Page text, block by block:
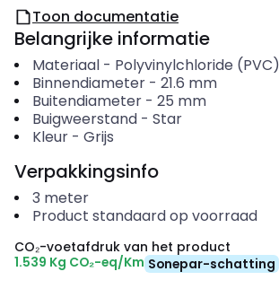
Toon documentatie
Belangrijke informatie
Materiaal- Polyvinylchloride (PVC)
Binnendiameter- 21.6 mm
Buitendiameter- 25 mm
Buigweerstand- Star
Kleur- Grijs
Verpakkingsinfo
3 meter
Product standaard op voorraad
CO₂-voetafdruk van het product
1.539 Kg CO₂-eq/Km Sonepar-schatting